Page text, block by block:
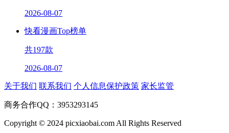
2026-08-07
快看漫画Top榜单
共197款
2026-08-07
关于我们 联系我们 个人信息保护政策 家长监管
商务合作QQ：3953293145
Copyright © 2024 picxiaobai.com All Rights Reserved